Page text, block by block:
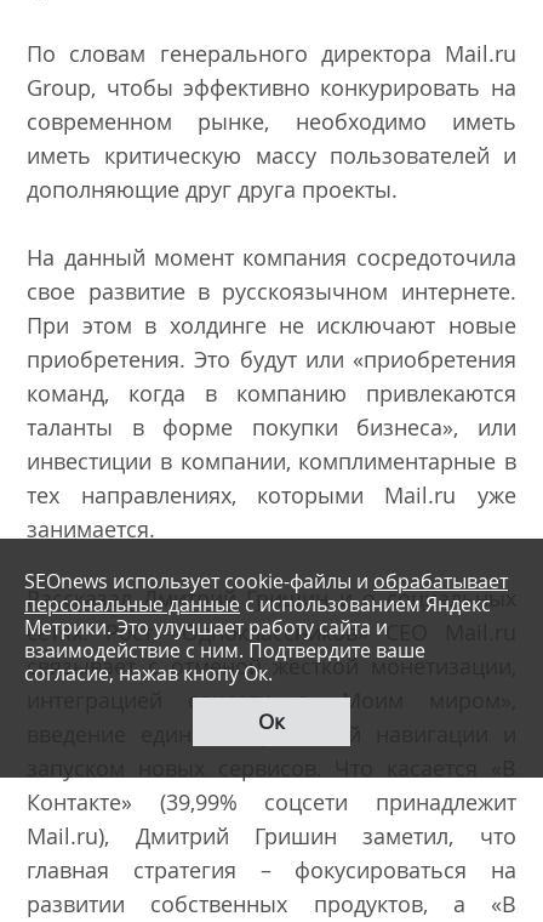
По словам генерального директора Mail.ru
Group, чтобы эффективно конкурировать на
современном рынке, необходимо иметь
иметь критическую массу пользователей и
дополняющие друг друга проекты.
На данный момент компания сосредоточила
свое развитие в русскоязычном интернете.
При этом в холдинге не исключают новые
приобретения. Это будут или «приобретения
команд, когда в компанию привлекаются
таланты в форме покупки бизнеса», или
инвестиции в компании, комплиментарные в
тех направлениях, которыми Mail.ru уже
занимается.
Рассказал Дмитрий Гришин и о социальных
сетях. Рост «Одноклассников» СЕО Mail.ru
связывает с отменой жесткой монетизации,
интеграцией соцсети с «Моим миром»,
введение единой портальной навигации и
Контакте» (39,99% соцсети принадлежит
Mail.ru), Дмитрий Гришин заметил, что
главная стратегия – фокусироваться на
развитии собственных продуктов, а «В
SEOnews использует cookie-файлы и обрабатывает
персональные данные с использованием Яндекс
Метрики. Это улучшает работу сайта и
взаимодействие с ним. Подтвердите ваше
согласие, нажав кнопу Ок.
Ок